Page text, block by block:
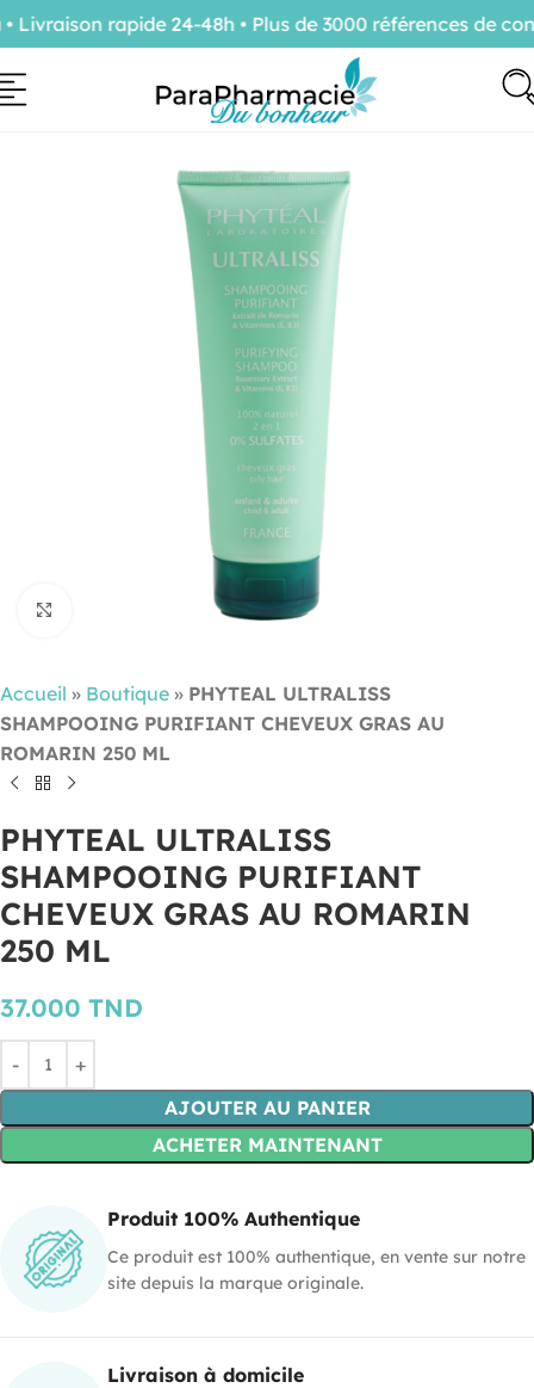
Cliquez pour agrandir
Accueil » Boutique » PHYTEAL ULTRALISS
SHAMPOOING PURIFIANT CHEVEUX GRAS AU
ROMARIN 250 ML
PHYTEAL ULTRALISS
SHAMPOOING PURIFIANT
CHEVEUX GRAS AU ROMARIN
250 ML
37.000 TND
AJOUTER AU PANIER
ACHETER MAINTENANT
Produit 100% Authentique
Ce produit est 100% authentique, en vente sur notre
site depuis la marque originale.
Livraison à domicile
rapide 24-48h • Plus de 3000 références de